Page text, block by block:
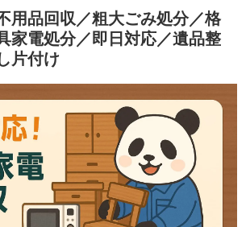
用品回収／粗大ごみ処分／格
家電処分／即日対応／遺品整
片付け